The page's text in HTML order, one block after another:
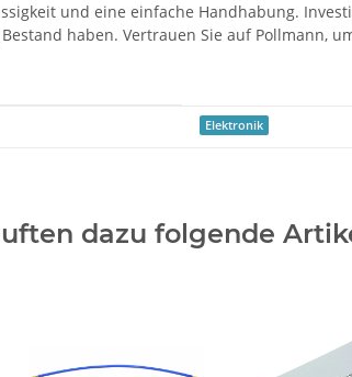
und eine einfache Handhabung.
haben. Vertrauen Sie auf Pollmann,
Elektronik
dazu folgende